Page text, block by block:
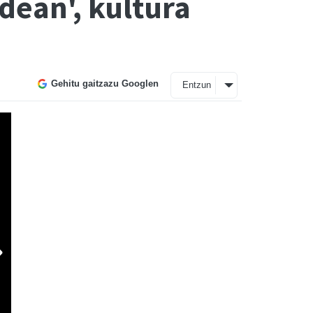
Gehitu gaitzazu Googlen Entzun